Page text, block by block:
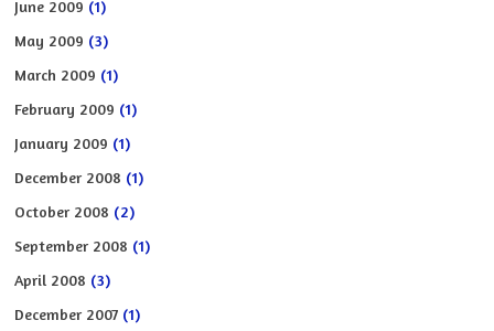
June 2009 (1)
May 2009 (3)
March 2009 (1)
February 2009 (1)
January 2009 (1)
December 2008 (1)
October 2008 (2)
September 2008 (1)
April 2008 (3)
December 2007 (1)